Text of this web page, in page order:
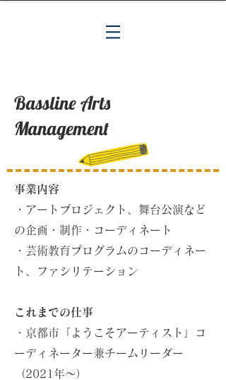
Bassline Arts
Management
事業内容
・アートプロジェクト、舞台公演など
の企画・制作・コーディネート
・芸術教育プログラムのコーディネー
ト、ファシリテーション
これまでの仕事
・京都市「ようこそアーティスト」コ
ーディネーター兼チームリーダー
（2021年〜）